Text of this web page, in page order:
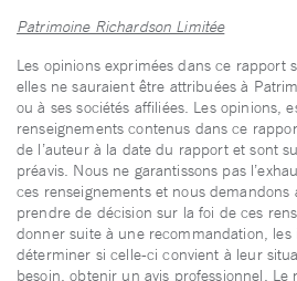
Patrimoine Richardson Limitée
Les opinions exprimées dans ce rapport
elles ne sauraient être attribuées à
ou à ses sociétés affiliées. Les opinions,
renseignements contenus dans ce
de l’auteur à la date du rapport et sont
préavis. Nous ne garantissons pas
ces renseignements et nous demandons
prendre de décision sur la foi de ces
donner suite à une recommandation, les
déterminer si celle-ci convient à leur
besoin, obtenir un avis professionnel. Le